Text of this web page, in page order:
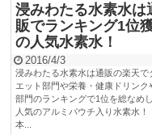
浸みわたる水素水は
販でランキング1位
の人気水素水！
2016/4/3
浸みわたる水素水は通販の楽天で
エット部門や栄養・健康ドリンク
部門のランキングで1位を総なめ
人気のアルミパウチ入り水素水！
本...